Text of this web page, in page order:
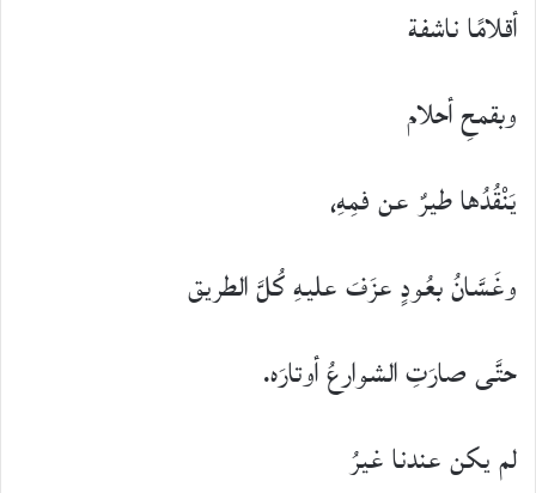
أقلامًا ناشفة
وبقمحِ أحلام
يَنْقُدُها طيرٌ عن فمِهِ،
وغَسَّانُ بعُودٍ عزَفَ عليهِ كُلَّ الطريق
حتَّى صارَتِ الشوارعُ أوتارَه.
لم يكن عندنا غيرُ